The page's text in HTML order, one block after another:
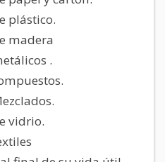
plástico.
madera
.
vidrio.